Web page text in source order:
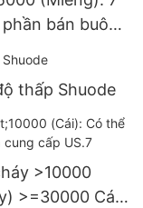
bán buôn
thấp Shuode
>10000
>=30000 Cái